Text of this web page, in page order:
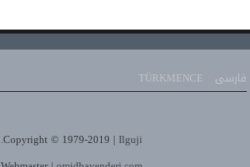
فارسی TÜRKMENCE
Copyright © 1979-2019 | Ilguji
.